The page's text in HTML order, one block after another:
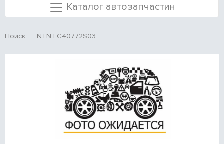
Каталог автозапчастин
Поиск NTN FC40772S03